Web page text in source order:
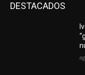
DESTACADOS